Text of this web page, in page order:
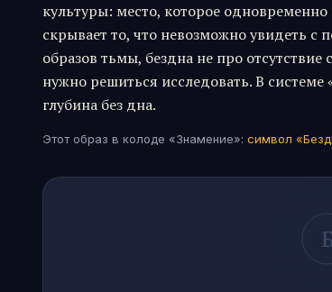
культуры: место, которое одновременно
скрывает то, что невозможно увидеть с
образов тьмы, бездна не про отсутствие
нужно решиться исследовать. В
глубина без дна.
Этот образ в колоде «Знамение»: символ «